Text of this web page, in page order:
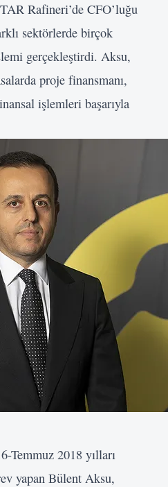
Rafineri’de CFO’luğu
sektörlerde birçok
gerçekleştirdi. Aksu,
proje finansmanı,
işlemleri başarıyla
Temmuz 2018 yılları
yapan Bülent Aksu,